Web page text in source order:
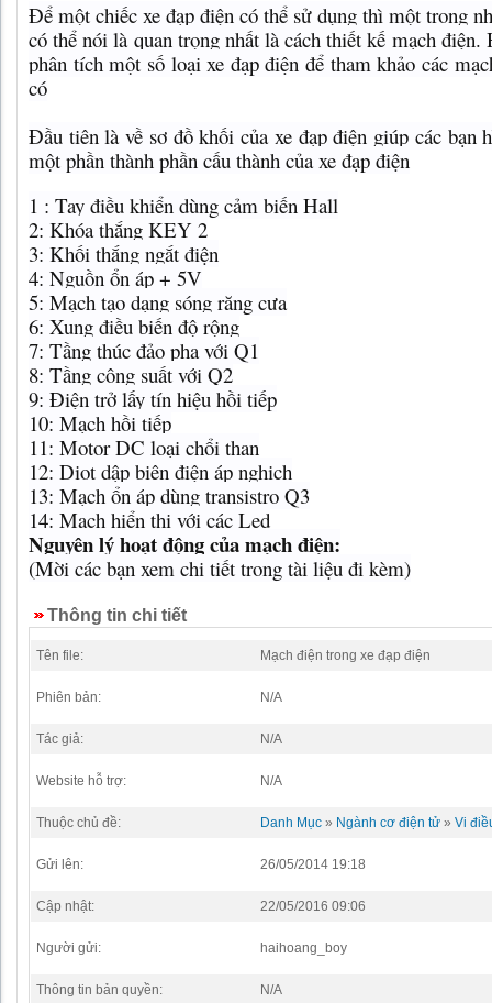
Để một chiếc xe đạp điện có thể sử dụng thì một trong
có thể nói là quan trọng nhất là cách thiết kế mạch điện.
phân tích một số loại xe đạp điện để tham khảo các
có
Đầu tiên là về sơ đồ khối của xe đạp điện giúp các bạn
một phần thành phần cấu thành của xe đạp điện
1 : Tay điều khiển dùng cảm biến Hall
2: Khóa thắng KEY 2
3: Khối thắng ngắt điện
4: Nguồn ổn áp + 5V
5: Mạch tạo dạng sóng răng cưa
6: Xung điều biến độ rộng
7: Tầng thúc đảo pha với Q1
8: Tầng công suất với Q2
9: Điện trở lấy tín hiệu hồi tiếp
10: Mạch hồi tiếp
11: Motor DC loại chổi than
12: Diot dập biên điện áp nghịch
13: Mạch ổn áp dùng transistro Q3
14: Mạch hiển thị với các Led
Nguyên lý hoạt động của mạch điện:
(Mời các bạn xem chi tiết trong tài liệu đi kèm)
Thông tin chi tiết
Tên file: Mạch điện trong xe đạp điện
Phiên bản: N/A
Tác giả: N/A
Website hỗ trợ: N/A
Thuộc chủ đề: Danh Mục» Ngành cơ điện tử» Vi
Gửi lên: 26/05/2014 19:18
Cập nhật: 22/05/2016 09:06
Người gửi: haihoang_boy
Thông tin bản quyền: N/A